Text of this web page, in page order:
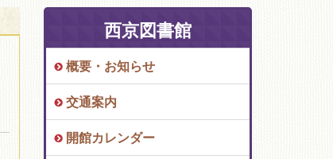
東山図書館
吉祥院図書館
向島図書館
西京図書館
概要・お知らせ
交通案内
開館カレンダー